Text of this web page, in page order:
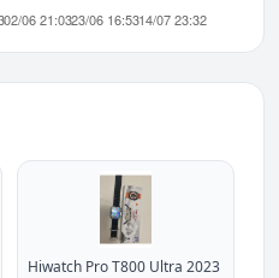
Hiwatch Pro T800 Ultra 2023